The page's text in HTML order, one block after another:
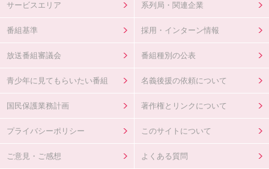
サービスエリア 系列局・関連企業
番組基準 採用・インターン情報
放送番組審議会 番組種別の公表
青少年に見てもらいたい番組 名義後援の依頼について
国民保護業務計画 著作権とリンクについて
プライバシーポリシー このサイトについて
ご意見・ご感想 よくある質問